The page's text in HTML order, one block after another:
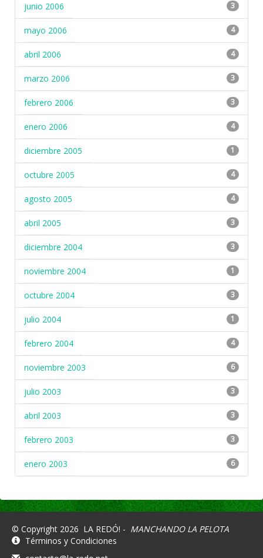
junio 2006 3
mayo 2006 4
abril 2006 4
marzo 2006 3
febrero 2006 3
enero 2006 4
diciembre 2005 1
octubre 2005 4
agosto 2005 4
abril 2005 3
diciembre 2004 3
noviembre 2004 1
octubre 2004 3
julio 2004 1
febrero 2004 4
noviembre 2003 6
julio 2003 3
abril 2003 3
febrero 2003 3
enero 2003 6
© Copyright 2026 LA REDÓ! - MANCHANDO LA PELOTA
Términos y Condiciones